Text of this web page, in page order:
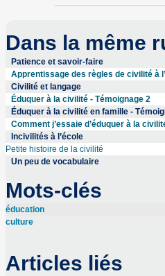
Dans la même
Patience et savoir-faire
Apprentissage des règles de civilité à
Civilité et langage
Éduquer à la civilité - Témoignage 2
Éduquer à la civilité en famille -
Comment j’essaie d’éduquer à la
Incivilités à l’école
Petite histoire de la civilité
Un peu de vocabulaire
Mots-clés
éducation
culture
Articles liés